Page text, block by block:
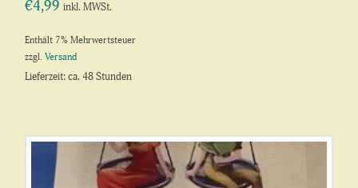
€4,99 inkl. MWSt.
Enthält 7% Mehrwertsteuer
zzgl.Versand
Lieferzeit: ca. 48 Stunden